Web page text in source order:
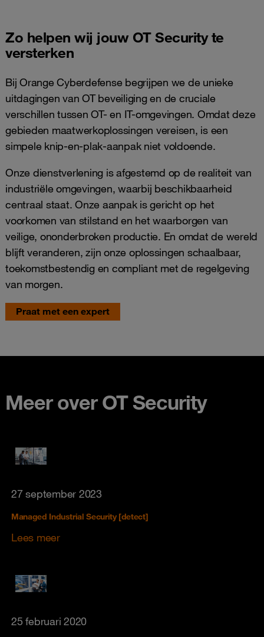
Zo helpen wij jouw OT Security te
versterken
Bij Orange Cyberdefense begrijpen we de unieke
uitdagingen van OT beveiliging en de cruciale
verschillen tussen OT- en IT-omgevingen. Omdat deze
gebieden maatwerkoplossingen vereisen, is een
simpele knip-en-plak-aanpak niet voldoende.
Onze dienstverlening is afgestemd op de realiteit van
industriële omgevingen, waarbij beschikbaarheid
centraal staat. Onze aanpak is gericht op het
voorkomen van stilstand en het waarborgen van
veilige, ononderbroken productie. En omdat de wereld
blijft veranderen, zijn onze oplossingen schaalbaar,
toekomstbestendig en compliant met de regelgeving
van morgen.
Praat met een expert
Meer over OT Security
27 september 2023
Managed Industrial Security [detect]
Lees meer
25 februari 2020